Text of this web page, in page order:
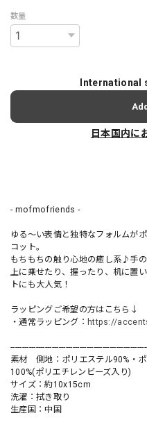
数量
International
日本国内に
- mofmofriends -
ゆる〜い表情と独特なフォルム
コット。
もちもちの触り心地の癒し系♪手
上に乗せたり、握ったり、机に置
トにも大人気！
ラッピングご希望の方はこちら↓
・通常ラッピング： https://
素材 側地：ポリエステル90%・
100%(ポリエチレンビーズ入り)
サイズ：約10x15cm
洗濯：拭き取り
生産国：中国